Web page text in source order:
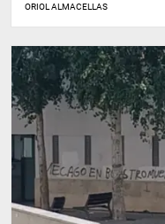
ORIOL ALMACELLAS